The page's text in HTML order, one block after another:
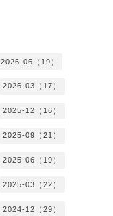
2026-06（19）
2026-03（17）
2025-12（16）
2025-09（21）
2025-06（19）
2025-03（22）
2024-12（29）